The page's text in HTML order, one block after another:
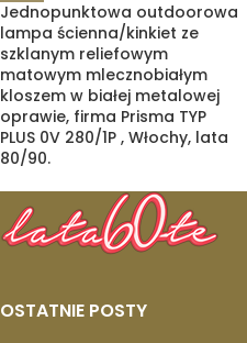
Jednopunktowa outdoorowa
lampa ścienna/kinkiet ze
szklanym reliefowym
matowym mlecznobiałym
kloszem w białej metalowej
oprawie, firma Prisma TYP
PLUS 0V 280/1P , Włochy, lata
80/90.
OSTATNIE POSTY